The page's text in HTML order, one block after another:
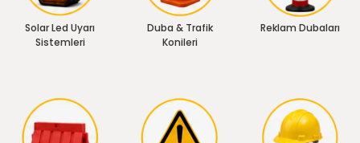
Solar Led Uyarı
Sistemleri
Duba & Trafik
Konileri
Reklam Dubaları